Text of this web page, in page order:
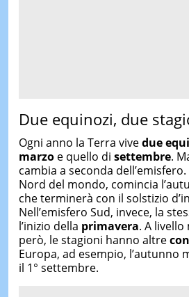
Due equinozi, due
Ogni anno la Terra vivedue
marzoe quello di settembre.
cambia a seconda dell’emisfero.
Nord del mondo, comincia
che terminerà con il solstizio
Nell’emisfero Sud, invece, la
l’inizio della primavera. A
però, le stagioni hanno altre
Europa, ad esempio, l’autunno
il 1° settembre.